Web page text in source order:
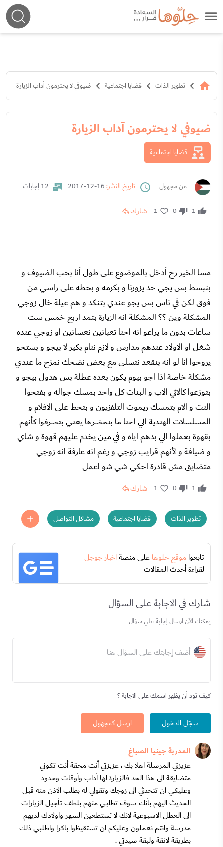
تطوير الذات قضايا اجتماعية ضيوفي لا يحترمون آداب الزيارة
ضيوفي لا يحترمون آداب الزيارة
قضايا اجتماعية
من مجهول تاريخ النشر: 12 إجابات
1
0
1 شارك
مسا الخير رح أدخل بالموضوع على طول أنا بحب الضيوف و
بنبسط بس يجي حد يزورنا و بكرمه و بحطه على راسي من
فوق لكن في ناس بس يجو عندي بتنكد و هم عيلة خال زوجي
المشكلة وين ؟؟ المشكلة انه الزيارة بتمد اربع خمس ست
ساعات بدون ما يراعو انه احنا تعبانين نعسانين او زوجي عنده
شغل او الاولاد عندهم مدارس و لازم ننام بكير لا بيجو و بستحو
يروحوا انا لو انه بنقعد نتسلى مع بعض نضحك نمزح ما عندي
مشكلة خاصة اذا اجو بيوم يكون بعده عطلة بس هدول بيجو و
بتوزعوا كالاتي الاب و البنات كل واحد بمسك جواله و بفتحوا
النت و الام بتمسك ريموت التلفزيون و بتحط على الافلام و
المسلسلات الهندية الي احنا ما بنحضرها يعني بتصرفوا كأنهم
بقهوة بعملوا الي بدهم اياه و في مين يخدم عليهم قهوة و شاي
و ضيافة و لأنهم قرايب زوجي و رغم انه عارفة انه زوجي
متضايق مش قادرة احكي شي شو اعمل
1
0
1 شارك
تطوير الذات قضايا اجتماعية مشاكل التواصل
تابعواموقع حلوهاعلى منصةاخبار جوجل
لقراءة أحدث المقالات
شارك في الاجابة على السؤال
يمكنك الآن ارسال إجابة علي سؤال
أضف إجابتك على السؤال هنا
كيف تود أن يظهر اسمك على الاجابة ؟
سجّل الدخول ارسل كمجهول
المدربة جينيا الصباغ
عزيزتي المرسلة اهلا بك ، عزيزتي أنت محقة أنت تكوني
متضايقة الى هذا الحد فالزيارة لها أداب وأوقات وحدود
وعليكي ان تتحدثي الى زوجك وتقولي له بطلب الاذن منه قبل
الحديث اليهم بأنك سوف تطلبي منهم بلطف تأجيل الزيارات
الى العطل الاسبوعية لانك لا تستطعين السهر واولادك لديهم
مدرسة وانتم نعملون وعليكم ان تستقيظوا باكرا واطلبي ذلك
بطريقة لائقة ولبقة سيدتي .